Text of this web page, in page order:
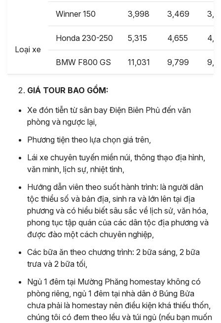
Loại xe
Winner 150 3,998 3,469
Honda 230-250 5,315 4,655
BMW F800 GS 11,031 9,799
GIÁ TOUR BAO GỒM:
Xe đón tiễn từ sân bay Điện Biên Phủ đến văn
phòng và ngược lại,
Phương tiện theo lựa chọn giá trên,
Lái xe chuyên tuyến miền núi, thông thạo địa hình,
văn minh, lịch sự, nhiệt tình,
Hướng dẫn viên theo suốt hành trình: là người dân
tộc thiểu số và bản địa, sinh ra và lớn lên tại địa
phương và có hiểu biết sâu sắc về lịch sử, văn hóa,
phong tục tập quán của các dân tộc địa phương và
được đào một cách chuyên nghiệp,
Các bữa ăn theo chương trình: 2 bữa sáng, 2 bữa
trưa và 2 bữa tối,
Ngủ 1 đêm tại Mường Phăng homestay không có
phòng riêng, ngủ 1 đêm tại nhà dân ở Búng Bửa
chưa phải là homestay nên điều kiện khá thiếu thốn,
chúng tôi có đem theo lều và túi ngủ (nếu bạn muốn